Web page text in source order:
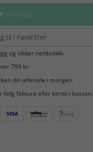
HANDLE
til i Favoritter
og sikker nettbutikk.
799 kr.
din allerede i morgen.
Velg faktura eller konto i kassen.